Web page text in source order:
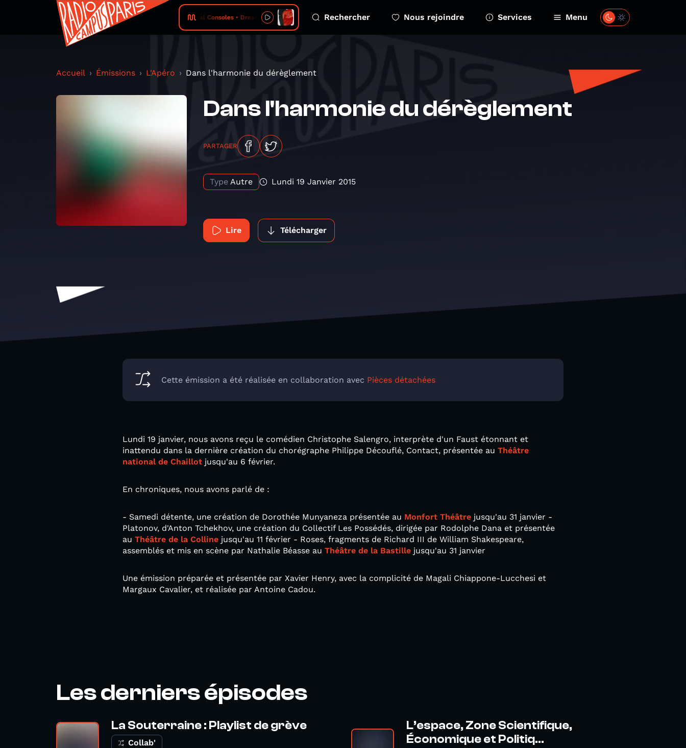
Rival Consoles • Dreamer's Wake Rechercher Nous rejoindre Services Menu
Accueil Émissions L'Apéro Dans l'harmonie du dérèglement
Dans l'harmonie du dérèglement
PARTAGER
Type Autre Lundi 19 Janvier 2015
Lire Télécharger
Cette émission a été réalisée en collaboration avec Pièces détachées
Lundi 19 janvier, nous avons reçu le comédien Christophe Salengro, interprète d'un Faust étonnant et
inattendu dans la dernière création du chorégraphe Philippe Découflé, Contact, présentée au Théâtre
national de Chaillot jusqu'au 6 février.
En chroniques, nous avons parlé de :
- Samedi détente, une création de Dorothée Munyaneza présentée au Monfort Théâtre jusqu'au 31 janvier -
Platonov, d'Anton Tchekhov, une création du Collectif Les Possédés, dirigée par Rodolphe Dana et présentée
au Théâtre de la Colline jusqu'au 11 février - Roses, fragments de Richard III de William Shakespeare,
assemblés et mis en scène par Nathalie Béasse au Théâtre de la Bastille jusqu'au 31 janvier
Une émission préparée et présentée par Xavier Henry, avec la complicité de Magali Chiappone-Lucchesi et
Margaux Cavalier, et réalisée par Antoine Cadou.
Les derniers épisodes
La Souterraine : Playlist de grève
Collab'
L’espace, Zone Scientifique,
Économique et Politiq...